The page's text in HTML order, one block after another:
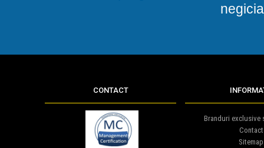
CONTACT
Branduri exclusive
Contact
Sitemap